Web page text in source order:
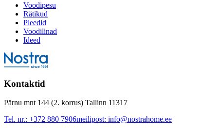
Voodipesu
Rätikud
Pleedid
Voodilinad
Ideed
Kontaktid
Pärnu mnt 144 (2. korrus) Tallinn 11317
Tel. nr.: +372 880 7906meilipost: info@nostrahome.ee